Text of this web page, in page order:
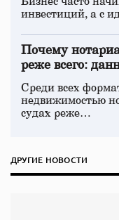
инвестиций, а с
Почему
реже всего:
Среди всех
недвижимостью
судах реже…
ДРУГИЕ НОВОСТИ